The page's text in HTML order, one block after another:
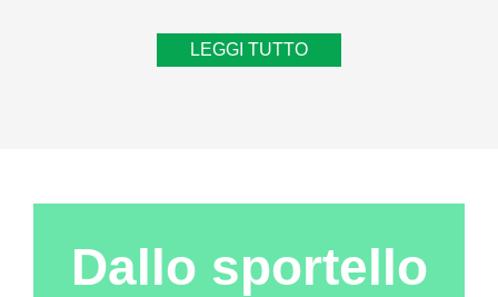
LEGGI TUTTO
Dallo sportello